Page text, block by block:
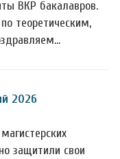
ВКР бакалавров.
теоретическим,
2026
защитили свои